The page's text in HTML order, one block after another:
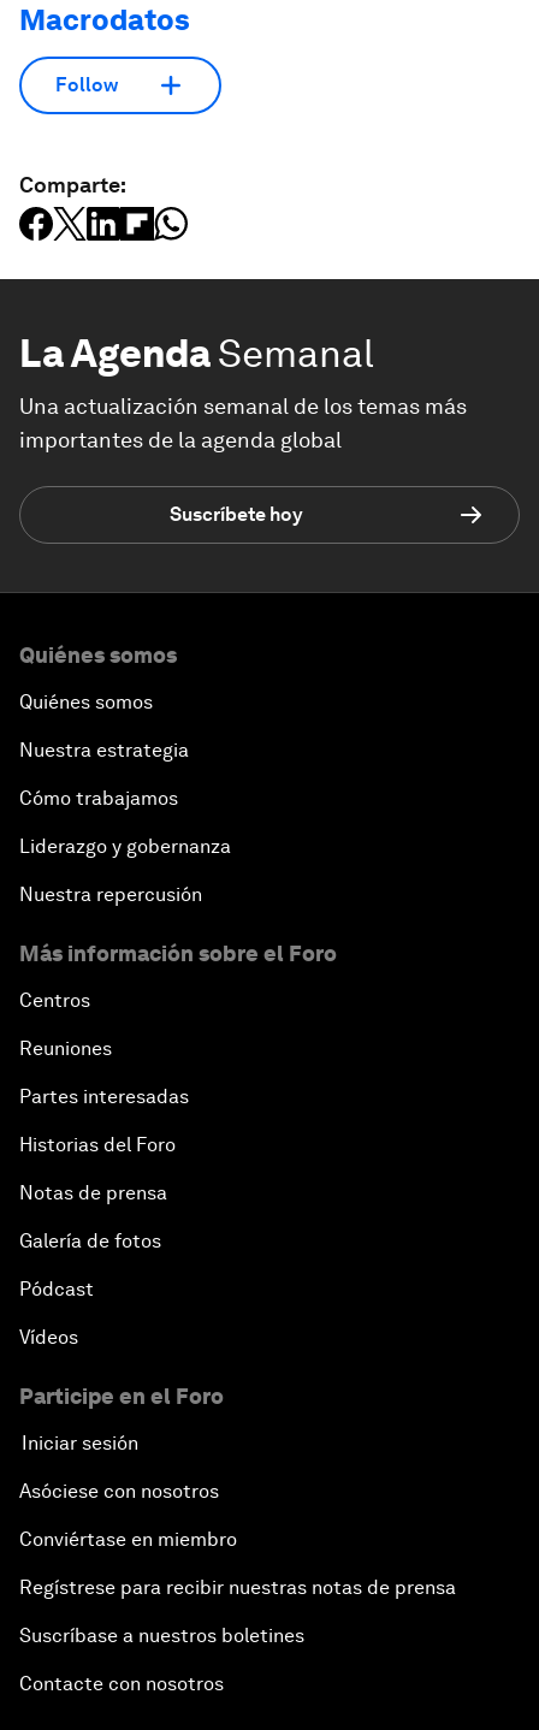
Macrodatos
Follow
Comparte:
La AgendaSemanal
Una actualización semanal de los temas más
importantes de la agenda global
Suscríbete hoy
Quiénes somos
Quiénes somos
Nuestra estrategia
Cómo trabajamos
Liderazgo y gobernanza
Nuestra repercusión
Más información sobre el Foro
Centros
Reuniones
Partes interesadas
Historias del Foro
Notas de prensa
Galería de fotos
Pódcast
Vídeos
Participe en el Foro
Iniciar sesión
Asóciese con nosotros
Conviértase en miembro
Regístrese para recibir nuestras notas de prensa
Suscríbase a nuestros boletines
Contacte con nosotros